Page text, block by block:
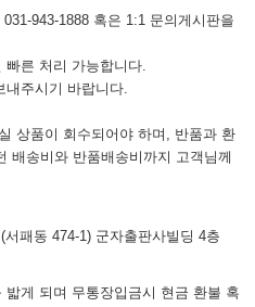
in the ICU
943-1888 혹은 1:1 문의게시판을
빠른 처리 가능합니다.
내주시기 바랍니다.
상품이 회수되어야 하며, 반품과 환
배송비와 반품배송비까지 고객님께
패동 474-1) 군자출판사빌딩 4층
게 되며 무통장입금시 현금 환불 혹